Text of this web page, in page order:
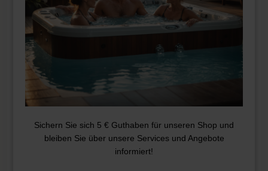
SMARTOUCH 4,3″
Sichern Sie sich 5 € Guthaben für unseren Shop und
bleiben Sie über unsere Services und Angebote
informiert!